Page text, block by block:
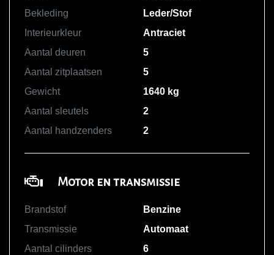
Bekleding
Leder/Stof
Interieurkleur
Antraciet
Aantal deuren
5
Aantal zitplaatsen
5
Gewicht
1640 kg
Aantal sleutels
2
Aantal handzenders
2
Motor en transmissie
Brandstof
Benzine
Transmissie
Automaat
Aantal cilinders
6